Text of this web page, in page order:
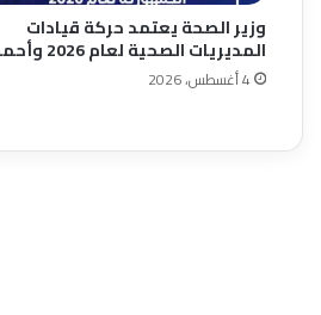
وزير الصحة يعتمد حركة قيادات
المديريات الصحية لعام 2026 وأحمد…
4 أغسطس، 2026